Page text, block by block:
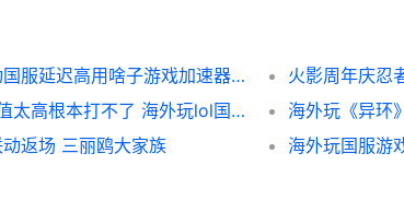
海外玩三角洲行动国服延迟高用啥子游戏加速器 三角洲在入海口还是出海口
海外玩lol国服pin值太高根本打不了 海外玩lol国服
返场 三丽鸥大家族